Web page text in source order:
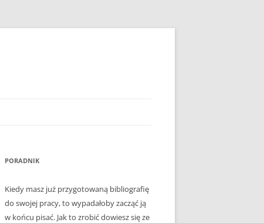
PORADNIK
Kiedy masz już przygotowaną bibliografię
do swojej pracy, to wypadałoby zacząć ją
w końcu pisać. Jak to zrobić dowiesz się ze